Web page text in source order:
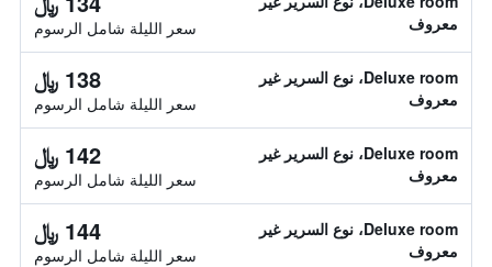
معروف
سعر الليلة شامل الرسوم
Deluxe room، نوع السرير غير
معروف
138 ﷼
سعر الليلة شامل الرسوم
Deluxe room، نوع السرير غير
معروف
142 ﷼
سعر الليلة شامل الرسوم
Deluxe room، نوع السرير غير
معروف
144 ﷼
سعر الليلة شامل الرسوم